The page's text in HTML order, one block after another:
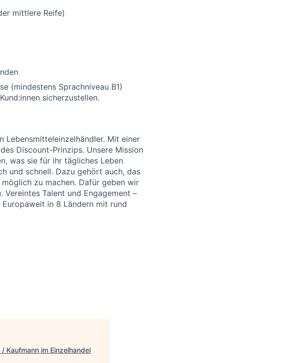
mittlere Reife)
(mindestens Sprachniveau B1)
sicherzustellen.
Lebensmitteleinzelhändler. Mit einer
Discount-Prinzips. Unsere Mission
was sie für ihr tägliches Leben
und schnell. Dazu gehört auch, das
zu machen. Dafür geben wir
Talent und Engagement –
in 8 Ländern mit rund
Kaufmann im Einzelhandel